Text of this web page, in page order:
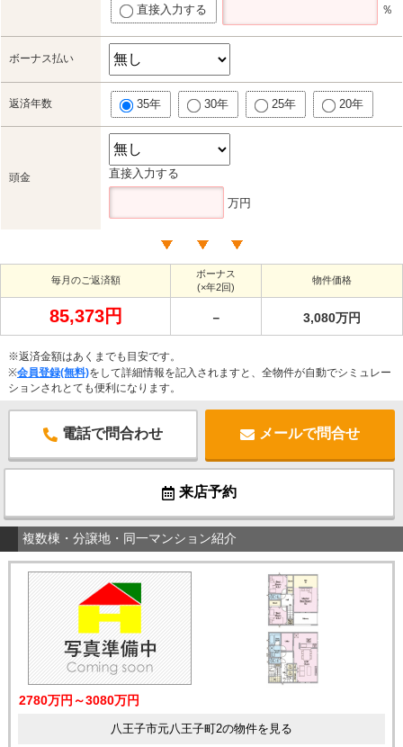
直接入力する ％
ボーナス払い
返済年数 35年 30年 25年 20年
頭金 直接入力する
万円
毎月のご返済額
ボーナス
(×年2回)
物件価格
85,373円 － 3,080万円
※返済金額はあくまでも目安です。
※会員登録(無料)をして詳細情報を記入されますと、全物件が自動でシミュレー
ションされとても便利になります。
電話で問合わせ メールで問合せ
来店予約
複数棟・分譲地・同一マンション紹介
2780万円～3080万円
八王子市元八王子町2の物件を見る